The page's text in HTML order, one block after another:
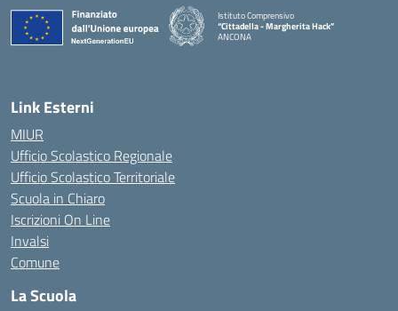
Istituto Comprensivo
“Cittadella - Margherita Hack”
ANCONA
Link Esterni
MIUR
Ufficio Scolastico Regionale
Ufficio Scolastico Territoriale
Scuola in Chiaro
Iscrizioni On Line
Invalsi
Comune
La Scuola